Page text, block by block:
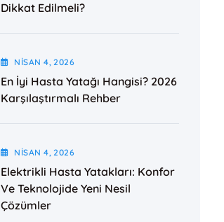
Dikkat Edilmeli?
NISAN4, 2026
En İyi Hasta Yatağı Hangisi? 2026
Karşılaştırmalı Rehber
NISAN4, 2026
Elektrikli Hasta Yatakları: Konfor
Ve Teknolojide Yeni Nesil
Çözümler